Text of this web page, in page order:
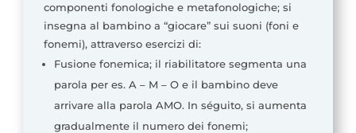
componenti fonologiche e metafonologiche; si
insegna al bambino a “giocare” sui suoni (foni e
fonemi), attraverso esercizi di:
Fusione fonemica; il riabilitatore segmenta una
parola per es. A – M – O e il bambino deve
arrivare alla parola AMO. In séguito, si aumenta
gradualmente il numero dei fonemi;